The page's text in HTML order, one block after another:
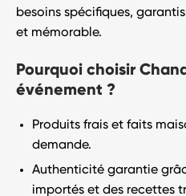
besoins spécifiques,
et mémorable.
Pourquoi choisir
événement ?
Produits frais et faits
demande.
Authenticité garantie
importés et des recettes